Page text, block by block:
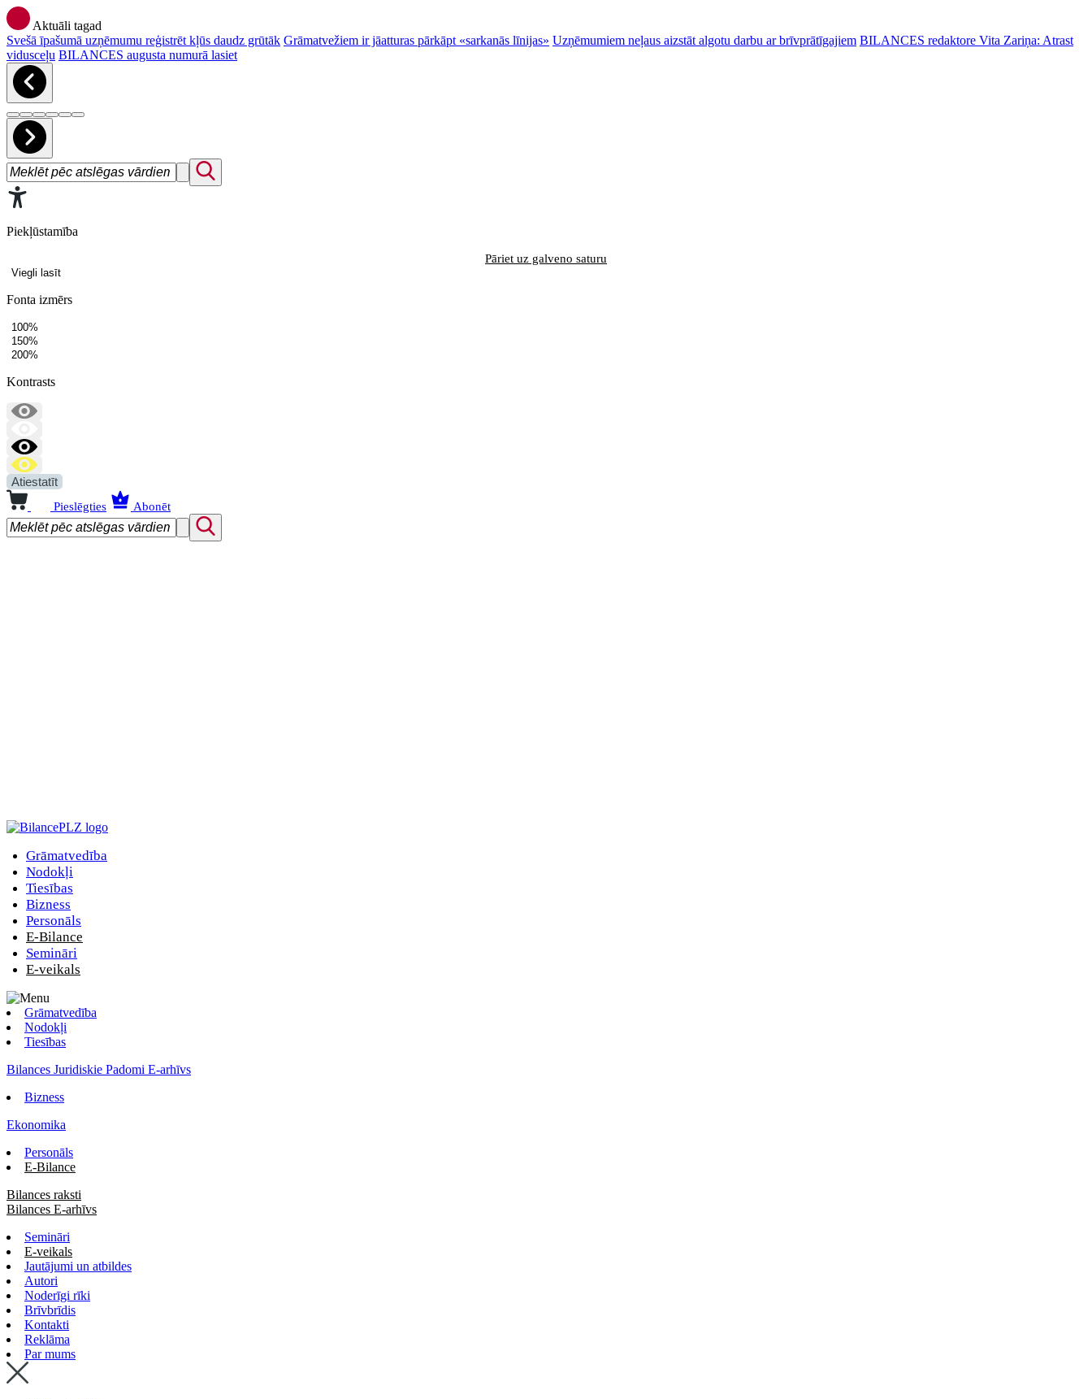
Aktuāli tagad
Svešā īpašumā uzņēmumu reģistrēt kļūs daudz grūtāk Grāmatvežiem ir jāatturas pārkāpt «sarkanās līnijas» Uzņēmumiem neļaus aizstāt algotu darbu ar brīvprātīgajiem BILANCES redaktore Vita Zariņa: Atrast
vidusceļu BILANCES augusta numurā lasiet
Piekļūstamība
Pāriet uz galveno saturu
Viegli lasīt
Fonta izmērs
100%
150%
200%
Kontrasts
Atiestatīt
Pieslēgties Abonēt
Grāmatvedība
Nodokļi
Tiesības
Bizness
Personāls
E-Bilance
Semināri
E-veikals
Grāmatvedība
Nodokļi
Tiesības
Bilances Juridiskie Padomi E-arhīvs
Bizness
Ekonomika
Personāls
E-Bilance
Bilances raksti
Bilances E-arhīvs
Semināri
E-veikals
Jautājumi un atbildes
Autori
Noderīgi rīki
Brīvbrīdis
Kontakti
Reklāma
Par mums